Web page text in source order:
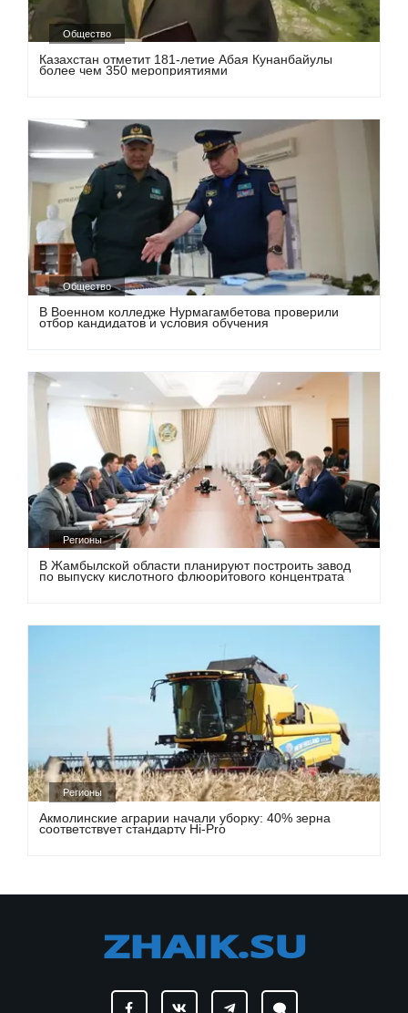
Общество
Казахстан отметит 181-летие Абая Кунанбайулы
более чем 350 мероприятиями
Общество
В Военном колледже Нурмагамбетова проверили
отбор кандидатов и условия обучения
Регионы
В Жамбылской области планируют построить завод
по выпуску кислотного флюоритового концентрата
Регионы
Акмолинские аграрии начали уборку: 40% зерна
соответствует стандарту Hi-Pro